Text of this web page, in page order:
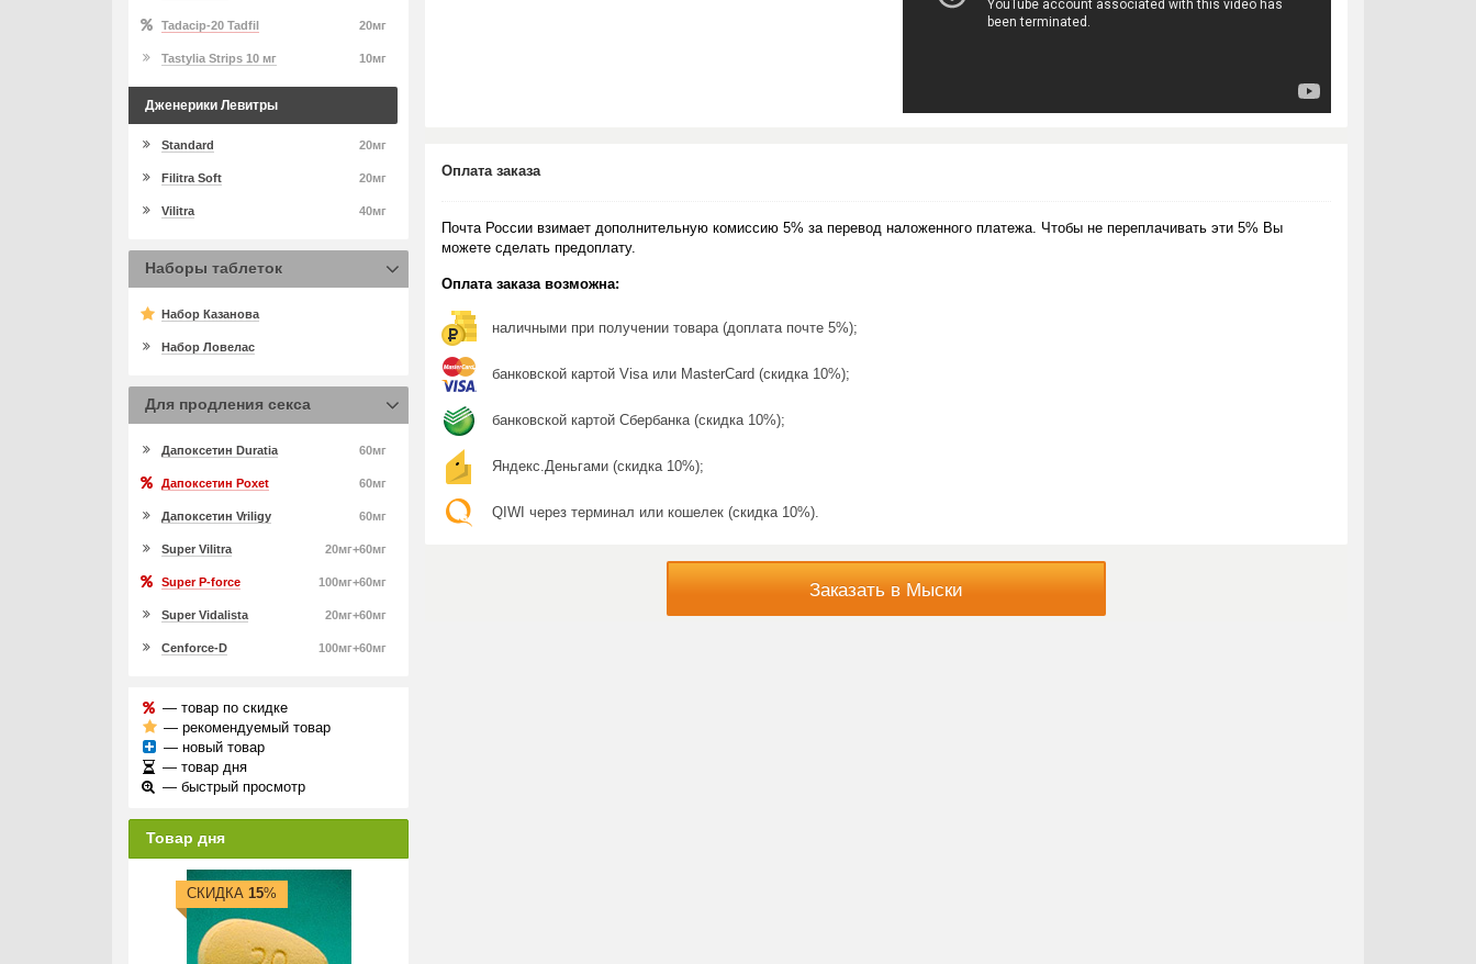
Оплата заказа
Почта России взимает дополнительную комиссию 5% за перевод наложенного платежа. Чтобы не переплачивать эти 5% Вы
можете сделать предоплату.
Оплата заказа возможна:
наличными при получении товара (доплата почте 5%);
банковской картой Visa или MasterCard (скидка 10%);
банковской картой Сбербанка (скидка 10%);
Яндекс.Деньгами (скидка 10%);
QIWI через терминал или кошелек (скидка 10%).
Заказать в Мыски
20мг
Tadacip-20 Tadfil
10мг
Tastylia Strips 10 мг
Дженерики Левитры
20мг
Standard
20мг
Filitra Soft
40мг
Vilitra
Наборы таблеток
Набор Казанова
Набор Ловелас
Для продления секса
60мг
Дапоксетин Duratia
60мг
Дапоксетин Poxet
60мг
Дапоксетин Vriligy
20мг+60мг
Super Vilitra
100мг+60мг
Super P-force
20мг+60мг
Super Vidalista
100мг+60мг
Cenforce-D
— товар по скидке
— рекомендуемый товар
— новый товар
— товар дня
— быстрый просмотр
Товар дня
СКИДКА 15%